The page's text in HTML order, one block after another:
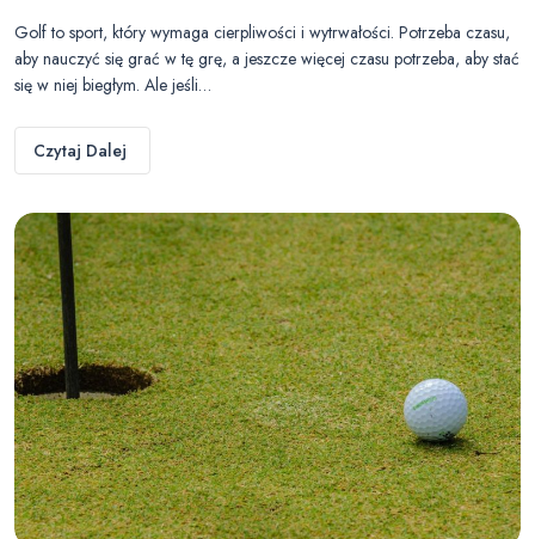
Golf to sport, który wymaga cierpliwości i wytrwałości. Potrzeba czasu,
aby nauczyć się grać w tę grę, a jeszcze więcej czasu potrzeba, aby stać
się w niej biegłym. Ale jeśli…
Czytaj Dalej